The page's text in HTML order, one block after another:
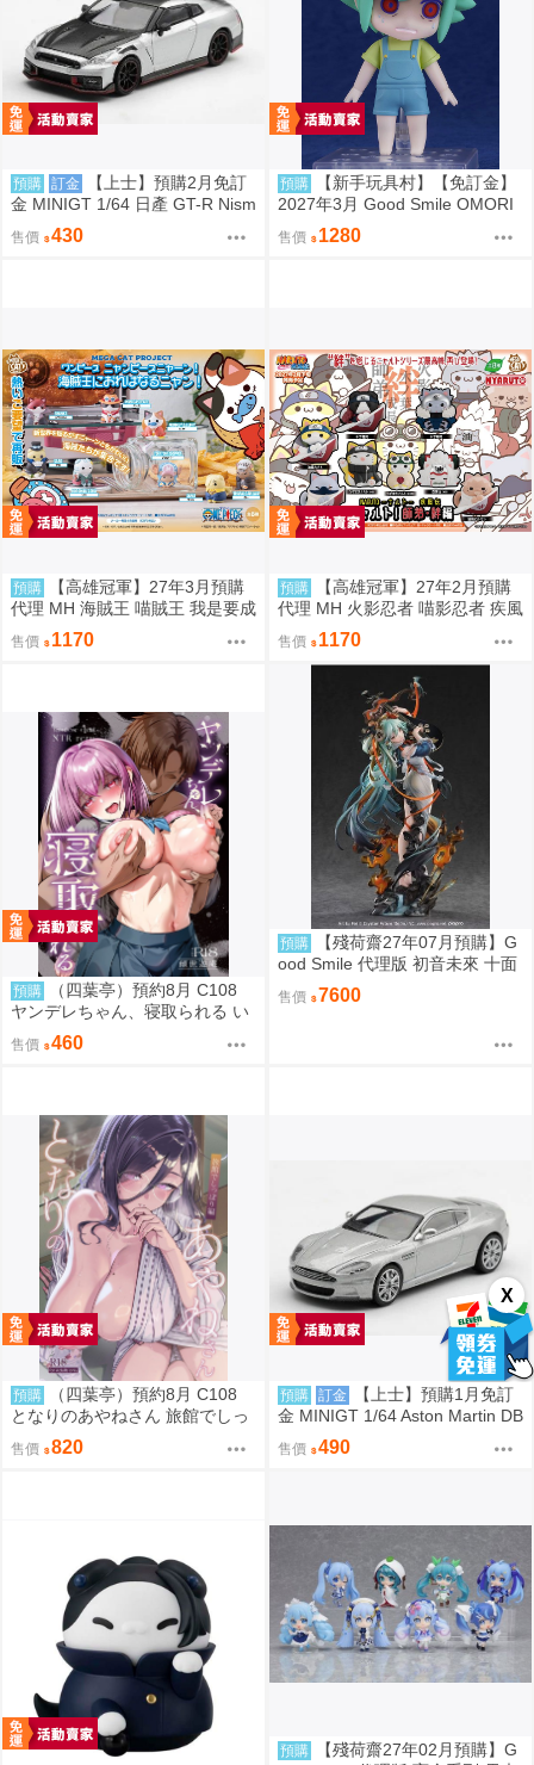
X
預購 訂金
【上士】預購2月免訂
金 MINIGT 1/64 日產 GT-R Nism
o 2024 銀 左駕 39678 0809
售價 430
預購
【新手玩具村】【免訂金】
2027年3月 Good Smile OMORI
Basil 黏土人 再販
售價 1280
預購
【高雄冠軍】27年3月預購
代理 MH 海賊王 喵賊王 我是要成
為海賊王的喵! 中盒8入 再版 免訂
金0813
售價 1170
預購
【高雄冠軍】27年2月預購
代理 MH 火影忍者 喵影忍者 疾風
傳 師弟・絆篇 中盒8入 再版 免訂
金0813
售價 1170
預購
（四葉亭）預約8月 C108
ヤンデレちゃん、寝取られる い
つきけいせい
售價 460
預購
【殘荷齋27年07月預購】G
ood Smile 代理版 初音未來 十面
埋伏Ver. 1/7 PVC完成品 再販 09
06
售價 7600
預購
（四葉亭）預約8月 C108
となりのあやねさん 旅館でしっ
ぽり編 ヘリを
售價 820
預購 訂金
【上士】預購1月免訂
金 MINIGT 1/64 Aston Martin DB
S 2008 銀2008 左駕吊卡 39672
0809
售價 490
預購
【殘荷齋27年02月預購】G